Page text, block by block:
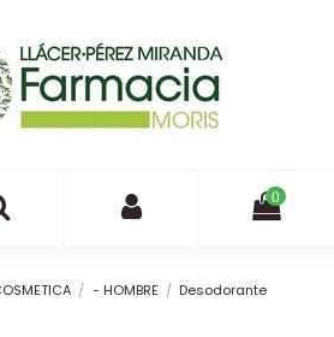
0
- HOMBRE Desodorante